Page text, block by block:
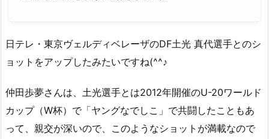
日テレ・東京ヴェルディベレーザのDF土光 真代選手とのシ
ョットをアップしたみたいですね(^^♪
仲田歩夢さんは、土光選手とは2012年開催のU-20ワールド
カップ（W杯）で「ヤングなでしこ」で共闘したこともあ
って、親交が深いので、このようなショットが満載なので